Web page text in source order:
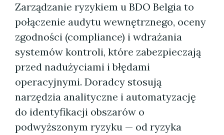
Zarządzanie ryzykiem u BDO Belgia to
połączenie audytu wewnętrznego, oceny
zgodności (compliance) i wdrażania
systemów kontroli, które zabezpieczają
przed nadużyciami i błędami
operacyjnymi. Doradcy stosują
narzędzia analityczne i automatyzację
do identyfikacji obszarów o
podwyższonym ryzyku — od ryzyka